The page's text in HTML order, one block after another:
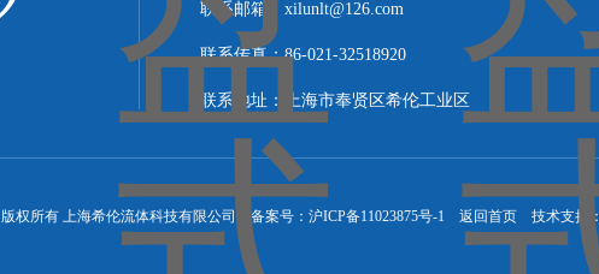
联系邮箱：xilunlt@126.com
联系传真：86-021-32518920
联系地址：上海市奉贤区希伦工业区
版权所有 上海希伦流体科技有限公司 备案号： 沪ICP备11023875号-1 返回首页 技术支持：